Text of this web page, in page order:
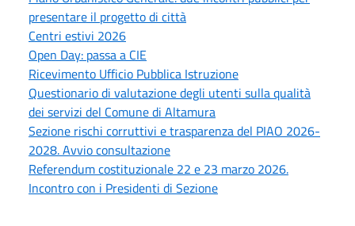
presentare il progetto di città
Centri estivi 2026
Open Day: passa a CIE
Ricevimento Ufficio Pubblica Istruzione
Questionario di valutazione degli utenti sulla qualità
dei servizi del Comune di Altamura
Sezione rischi corruttivi e trasparenza del PIAO 2026-
2028. Avvio consultazione
Referendum costituzionale 22 e 23 marzo 2026.
Incontro con i Presidenti di Sezione